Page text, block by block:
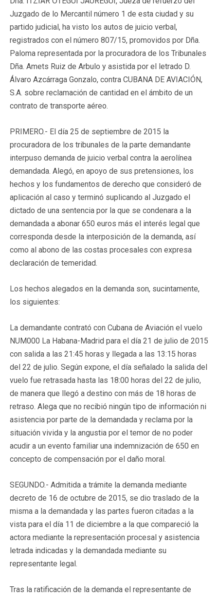
Juzgado de lo Mercantil número 1 de esta ciudad y su
partido judicial, ha visto los autos de juicio verbal,
registrados con el número 807/15, promovidos por Dña.
Paloma representada por la procuradora de los Tribunales
Dña. Amets Ruiz de Arbulo y asistida por el letrado D.
Álvaro Azcárraga Gonzalo, contra CUBANA DE AVIACIÓN,
S.A. sobre reclamación de cantidad en el ámbito de un
contrato de transporte aéreo.
PRIMERO.- El día 25 de septiembre de 2015 la
procuradora de los tribunales de la parte demandante
interpuso demanda de juicio verbal contra la aerolínea
demandada. Alegó, en apoyo de sus pretensiones, los
hechos y los fundamentos de derecho que consideró de
aplicación al caso y terminó suplicando al Juzgado el
dictado de una sentencia por la que se condenara a la
demandada a abonar 650 euros más el interés legal que
corresponda desde la interposición de la demanda, así
como al abono de las costas procesales con expresa
declaración de temeridad.
Los hechos alegados en la demanda son, sucintamente,
los siguientes:
La demandante contrató con Cubana de Aviación el vuelo
NUM000 La Habana-Madrid para el día 21 de julio de 2015
con salida a las 21:45 horas y llegada a las 13:15 horas
del 22 de julio. Según expone, el día señalado la salida del
vuelo fue retrasada hasta las 18:00 horas del 22 de julio,
de manera que llegó a destino con más de 18 horas de
retraso. Alega que no recibió ningún tipo de información ni
asistencia por parte de la demandada y reclama por la
situación vivida y la angustia por el temor de no poder
acudir a un evento familiar una indemnización de 650 en
concepto de compensación por el daño moral.
SEGUNDO.- Admitida a trámite la demanda mediante
decreto de 16 de octubre de 2015, se dio traslado de la
misma a la demandada y las partes fueron citadas a la
vista para el día 11 de diciembre a la que compareció la
actora mediante la representación procesal y asistencia
letrada indicadas y la demandada mediante su
representante legal.
Tras la ratificación de la demanda el representante de